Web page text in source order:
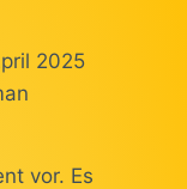
2025
vor. Es